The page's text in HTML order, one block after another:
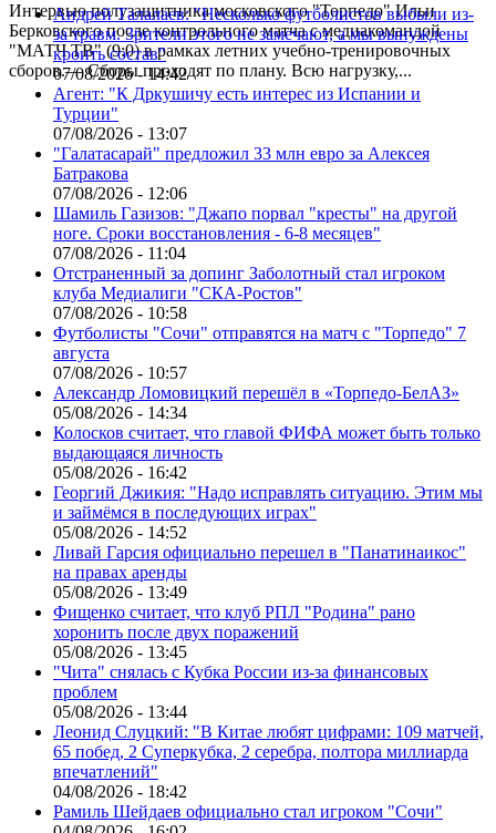
Интервью полузащитника московского "Торпедо" Ильи
Берковского после контрольного матча с медиакомандой
"МАТЧ ТВ" (9:0) в рамках летних учебно-тренировочных
сборов.— Сборы проходят по плану. Всю нагрузку,...
Андрей Талалаев: "Несколько футболистов выбыли из-
за травм. Зрители этого не замечают, а мы вынуждены
кроить состав"
07/08/2026 - 14:42
Агент: "К Дркушичу есть интерес из Испании и
Турции"
07/08/2026 - 13:07
"Галатасарай" предложил 33 млн евро за Алексея
Батракова
07/08/2026 - 12:06
Шамиль Газизов: "Джапо порвал "кресты" на другой
ноге. Сроки восстановления - 6-8 месяцев"
07/08/2026 - 11:04
Отстраненный за допинг Заболотный стал игроком
клуба Медиалиги "СКА-Ростов"
07/08/2026 - 10:58
Футболисты "Сочи" отправятся на матч с "Торпедо" 7
августа
07/08/2026 - 10:57
Александр Ломовицкий перешёл в «Торпедо-БелАЗ»
05/08/2026 - 14:34
Колосков считает, что главой ФИФА может быть только
выдающаяся личность
05/08/2026 - 16:42
Георгий Джикия: "Надо исправлять ситуацию. Этим мы
и займёмся в последующих играх"
05/08/2026 - 14:52
Ливай Гарсия официально перешел в "Панатинаикос"
на правах аренды
05/08/2026 - 13:49
Фищенко считает, что клуб РПЛ "Родина" рано
хоронить после двух поражений
05/08/2026 - 13:45
"Чита" снялась с Кубка России из-за финансовых
проблем
05/08/2026 - 13:44
Леонид Слуцкий: "В Китае любят цифрами: 109 матчей,
65 побед, 2 Суперкубка, 2 серебра, полтора миллиарда
впечатлений"
04/08/2026 - 18:42
Рамиль Шейдаев официально стал игроком "Сочи"